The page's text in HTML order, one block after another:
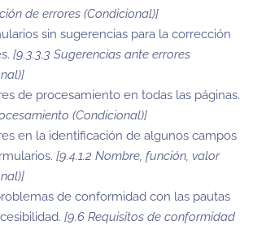
de errores (Condicional)]
sin sugerencias para la corrección
[9.3.3.3 Sugerencias ante errores
de procesamiento en todas las páginas.
(Condicional)]
en la identificación de algunos campos
[9.4.1.2 Nombre, función, valor
de conformidad con las pautas
[9.6 Requisitos de conformidad